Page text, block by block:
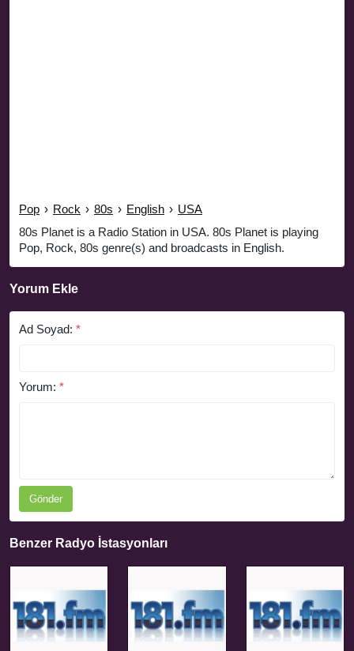
Pop › Rock › 80s › English › USA
80s Planet is a Radio Station in USA. 80s Planet is playing
Pop, Rock, 80s genre(s) and broadcasts in English.
Yorum Ekle
Ad Soyad: *
Yorum: *
Gönder
Benzer Radyo İstasyonları